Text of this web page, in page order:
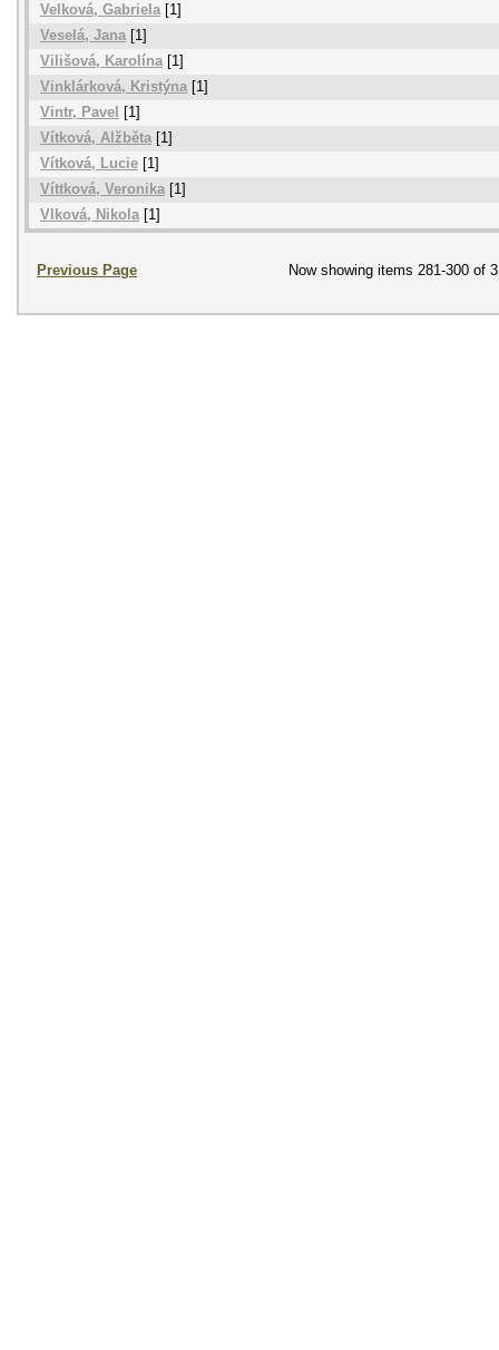
Velková, Gabriela[1]
Veselá, Jana [1]
Vilišová, Karolína[1]
Vinklárková, Kristýna [1]
Vintr, Pavel
[1]
Vítková, Alžběta [1]
Vítková, Lucie [1]
Víttková, Veronika [1]
Vlková, Nikola[1]
Previous Page Now showing items 281-300 of